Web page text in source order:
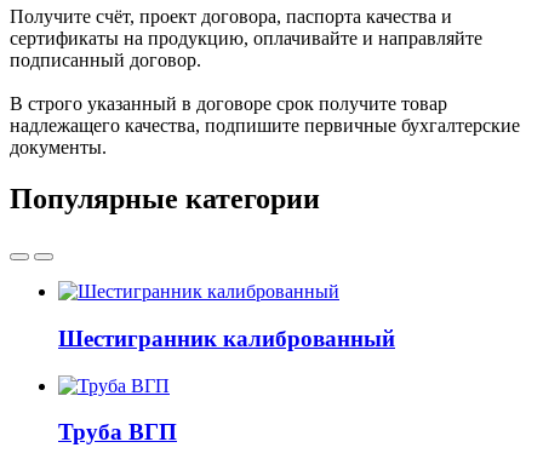
Получите счёт, проект договора, паспорта качества и
сертификаты на продукцию, оплачивайте и направляйте
подписанный договор.
В строго указанный в договоре срок получите товар
надлежащего качества, подпишите первичные бухгалтерские
документы.
Популярные категории
Шестигранник калиброванный
Труба ВГП